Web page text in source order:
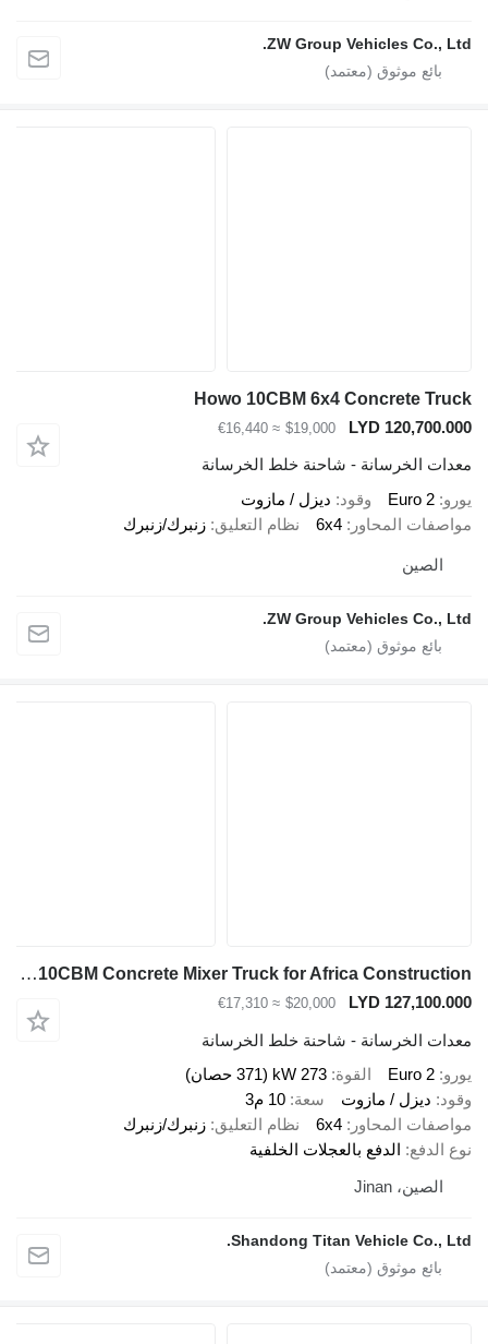
ZW Group Vehicles Co.,
Howo 10CBM 6x4 Concrete
LYD
$19,000
≈ €16,440
الخرسانة - شاحنة خلط الخرسانة
Euro 2 وقود ديزل / مازوت
المحاور 6x4 نظام التعليق زنبرك/زنبرك
الصين
ZW Group Vehicles Co.,
Howo 10CBM Concrete Mixer Truck for Africa Construction
LYD
$20,000
≈ €17,310
الخرسانة - شاحنة خلط الخرسانة
Euro 2 القوة
273 kW (371 حصان)
ديزل / مازوت سعة
10 م3
المحاور 6x4 نظام التعليق زنبرك/زنبرك
الدفع الدفع بالعجلات الخلفية
الصين، Jinan
Shandong Titan Vehicle Co.,